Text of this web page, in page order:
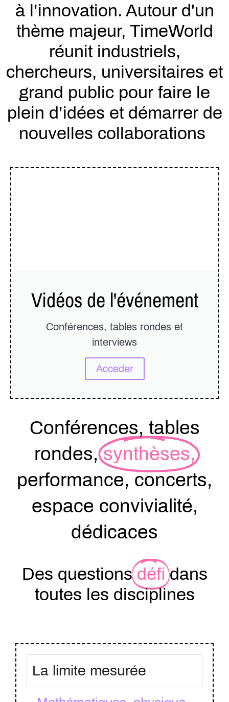
à l’innovation. Autour d'un
thème majeur, TimeWorld
réunit industriels,
chercheurs, universitaires et
grand public pour faire le
plein d’idées et démarrer de
nouvelles collaborations
Vidéos de l'événement
Conférences, tables rondes et
interviews
Acceder
Conférences, tables
rondes, synthèses,
performance, concerts,
espace convivialité,
dédicaces
Des questionsdéfi dans
toutes les disciplines
La limite mesurée